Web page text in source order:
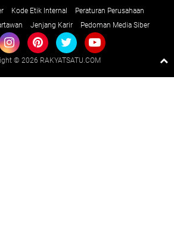
Kode Etik Internal
Peraturan Perusahaan
Jenjang Karir Pedoman Media Siber
© 2026 RAKYATSATU.COM
Raushan